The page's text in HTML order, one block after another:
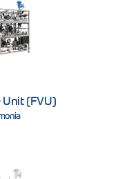
Unit (FVU)